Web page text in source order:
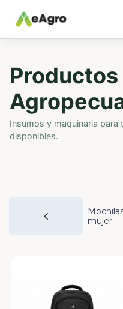
Productos
Insumos y maquinaria
disponibles.
mujer